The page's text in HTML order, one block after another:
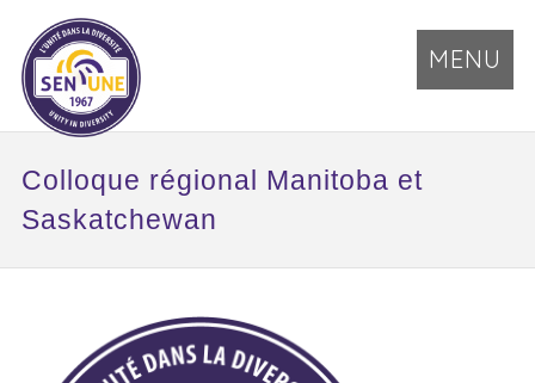
MENU
Colloque régional Manitoba et
Saskatchewan